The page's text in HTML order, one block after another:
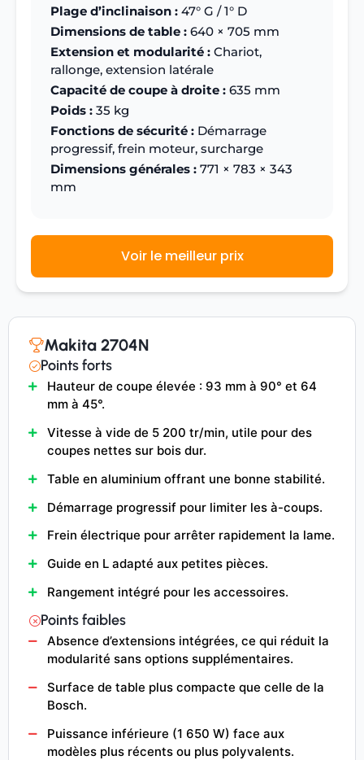
Plage d’inclinaison : 47° G / 1° D
Dimensions de table : 640 × 705 mm
Extension et modularité : Chariot,
rallonge, extension latérale
Capacité de coupe à droite : 635 mm
Poids : 35 kg
Fonctions de sécurité : Démarrage
progressif, frein moteur, surcharge
Dimensions générales : 771 × 783 × 343
mm
Voir le meilleur prix
Makita 2704N
Points forts
Hauteur de coupe élevée : 93 mm à 90° et 64
mm à 45°.
Vitesse à vide de 5 200 tr/min, utile pour des
coupes nettes sur bois dur.
Table en aluminium offrant une bonne stabilité.
Démarrage progressif pour limiter les à-coups.
Frein électrique pour arrêter rapidement la lame.
Guide en L adapté aux petites pièces.
Rangement intégré pour les accessoires.
Points faibles
Absence d’extensions intégrées, ce qui réduit la
modularité sans options supplémentaires.
Surface de table plus compacte que celle de la
Bosch.
Puissance inférieure (1 650 W) face aux
modèles plus récents ou plus polyvalents.